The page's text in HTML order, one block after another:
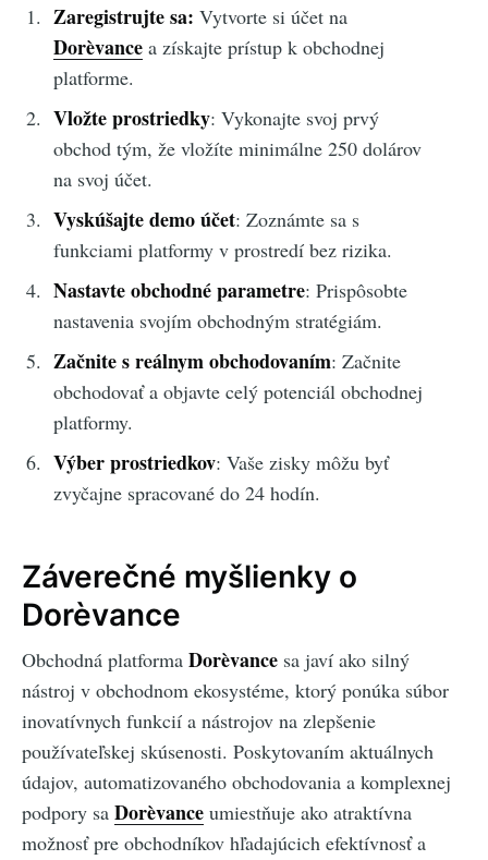
Zaregistrujte sa: Vytvorte si účet na
Dorèvancea získajte prístup k obchodnej
platforme.
Vložte prostriedky: Vykonajte svoj prvý
obchod tým, že vložíte minimálne 250 dolárov
na svoj účet.
Vyskúšajte demo účet: Zoznámte sa s
funkciami platformy v prostredí bez rizika.
Nastavte obchodné parametre: Prispôsobte
nastavenia svojím obchodným stratégiám.
Začnite s reálnym obchodovaním: Začnite
obchodovať a objavte celý potenciál obchodnej
platformy.
Výber prostriedkov: Vaše zisky môžu byť
zvyčajne spracované do 24 hodín.
Záverečné myšlienky o
Dorèvance
Obchodná platforma Dorèvance sa javí ako silný
nástroj v obchodnom ekosystéme, ktorý ponúka súbor
inovatívnych funkcií a nástrojov na zlepšenie
používateľskej skúsenosti. Poskytovaním aktuálnych
údajov, automatizovaného obchodovania a komplexnej
podpory sa Dorèvance umiestňuje ako atraktívna
možnosť pre obchodníkov hľadajúcich efektívnosť a